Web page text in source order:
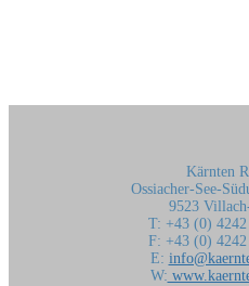
Kärnten
Ossiacher-See-
9523
T: +43 (0)
F: +43 (0)
E:
W: